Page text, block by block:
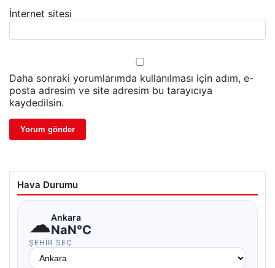
İnternet sitesi
Daha sonraki yorumlarımda kullanılması için adım, e-
posta adresim ve site adresim bu tarayıcıya
kaydedilsin.
Hava Durumu
☁Ankara
NaN°C
ŞEHIR SEÇ